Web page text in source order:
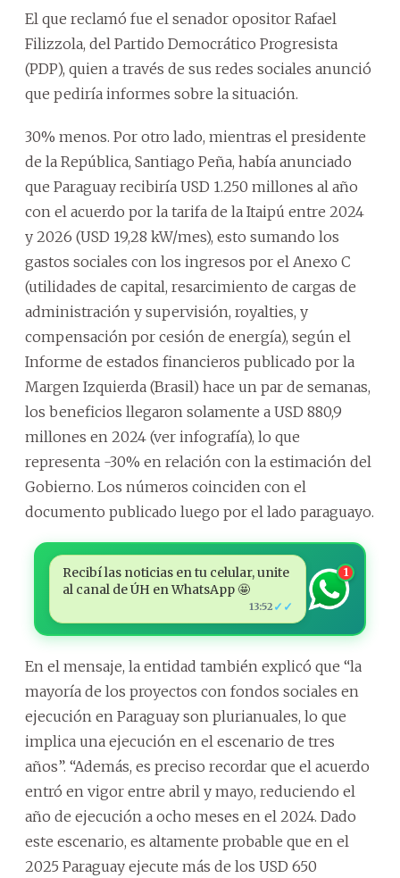
El que reclamó fue el senador opositor Rafael
Filizzola, del Partido Democrático Progresista
(PDP), quien a través de sus redes sociales anunció
que pediría informes sobre la situación.
30% menos. Por otro lado, mientras el presidente
de la República, Santiago Peña, había anunciado
que Paraguay recibiría USD 1.250 millones al año
con el acuerdo por la tarifa de la Itaipú entre 2024
y 2026 (USD 19,28 kW/mes), esto sumando los
gastos sociales con los ingresos por el Anexo C
(utilidades de capital, resarcimiento de cargas de
administración y supervisión, royalties, y
compensación por cesión de energía), según el
Informe de estados financieros publicado por la
Margen Izquierda (Brasil) hace un par de semanas,
los beneficios llegaron solamente a USD 880,9
millones en 2024 (ver infografía), lo que
representa -30% en relación con la estimación del
Gobierno. Los números coinciden con el
documento publicado luego por el lado paraguayo.
Recibí las noticias en tu celular, unite
al canal de ÚH en WhatsApp 🤩
13:52 ✓✓
1
En el mensaje, la entidad también explicó que “la
mayoría de los proyectos con fondos sociales en
ejecución en Paraguay son plurianuales, lo que
implica una ejecución en el escenario de tres
años”. “Además, es preciso recordar que el acuerdo
entró en vigor entre abril y mayo, reduciendo el
año de ejecución a ocho meses en el 2024. Dado
este escenario, es altamente probable que en el
2025 Paraguay ejecute más de los USD 650